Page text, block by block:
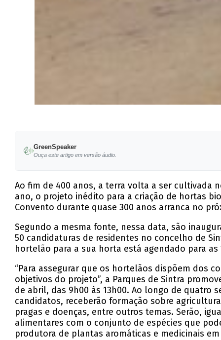
GreenSpeaker
Ouça este artigo em versão áudio.
Ao fim de 400 anos, a terra volta a ser cultivada
ano, o projeto inédito para a criação de hortas
Convento durante quase 300 anos arranca no
Segundo a mesma fonte, nessa data, são
50 candidaturas de residentes no concelho de
hortelão para a sua horta está agendado para as
“Para assegurar que os hortelãos dispõem dos
objetivos do projeto”, a Parques de Sintra
de abril, das 9h00 às 13h00. Ao longo de
candidatos, receberão formação sobre
pragas e doenças, entre outros temas. Serão,
alimentares com o conjunto de espécies que
produtora de plantas aromáticas e medicinais